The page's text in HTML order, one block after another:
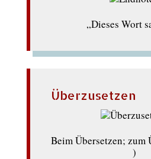
„Dieses Wort
Überzusetzen
Beim Übersetzen; zum
)